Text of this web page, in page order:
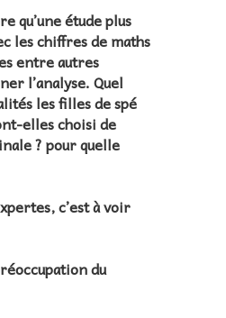
qu’une étude plus
les chiffres de maths
entre autres
l’analyse. Quel
les filles de spé
elles choisi de
? pour quelle
c’est à voir
du